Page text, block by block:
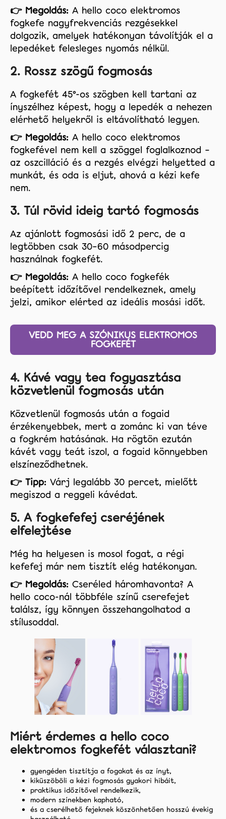
👉 Megoldás: A hello coco elektromos
fogkefe nagyfrekvenciás rezgésekkel
dolgozik, amelyek hatékonyan távolítják el a
lepedéket felesleges nyomás nélkül.
2. Rossz szögű fogmosás
A fogkefét 45°-os szögben kell tartani az
ínyszélhez képest, hogy a lepedék a nehezen
elérhető helyekről is eltávolítható legyen.
👉 Megoldás: A hello coco elektromos
fogkefével nem kell a szöggel foglalkoznod –
az oszcilláció és a rezgés elvégzi helyetted a
munkát, és oda is eljut, ahová a kézi kefe
nem.
3. Túl rövid ideig tartó fogmosás
Az ajánlott fogmosási idő 2 perc, de a
legtöbben csak 30–60 másodpercig
használnak fogkefét.
👉 Megoldás: A hello coco fogkefék
beépített időzítővel rendelkeznek, amely
jelzi, amikor elérted az ideális mosási időt.
VEDD MEG A SZÓNIKUS ELEKTROMOS
FOGKEFÉT
4. Kávé vagy tea fogyasztása
közvetlenül fogmosás után
Közvetlenül fogmosás után a fogaid
érzékenyebbek, mert a zománc ki van téve
a fogkrém hatásának. Ha rögtön ezután
kávét vagy teát iszol, a fogaid könnyebben
elszíneződhetnek.
👉 Tipp: Várj legalább 30 percet, mielőtt
megiszod a reggeli kávédat.
5. A fogkefefej cseréjének
elfelejtése
Még ha helyesen is mosol fogat, a régi
kefefej már nem tisztít elég hatékonyan.
👉 Megoldás: Cseréled háromhavonta? A
hello coco-nál többféle színű cserefejet
találsz, így könnyen összehangolhatod a
stílusoddal.
Miért érdemes a hello coco
elektromos fogkefét választani?
gyengéden tisztítja a fogakat és az ínyt,
kiküszöböli a kézi fogmosás gyakori hibáit,
praktikus időzítővel rendelkezik,
modern színekben kapható,
és a cserélhető fejeknek köszönhetően hosszú évekig